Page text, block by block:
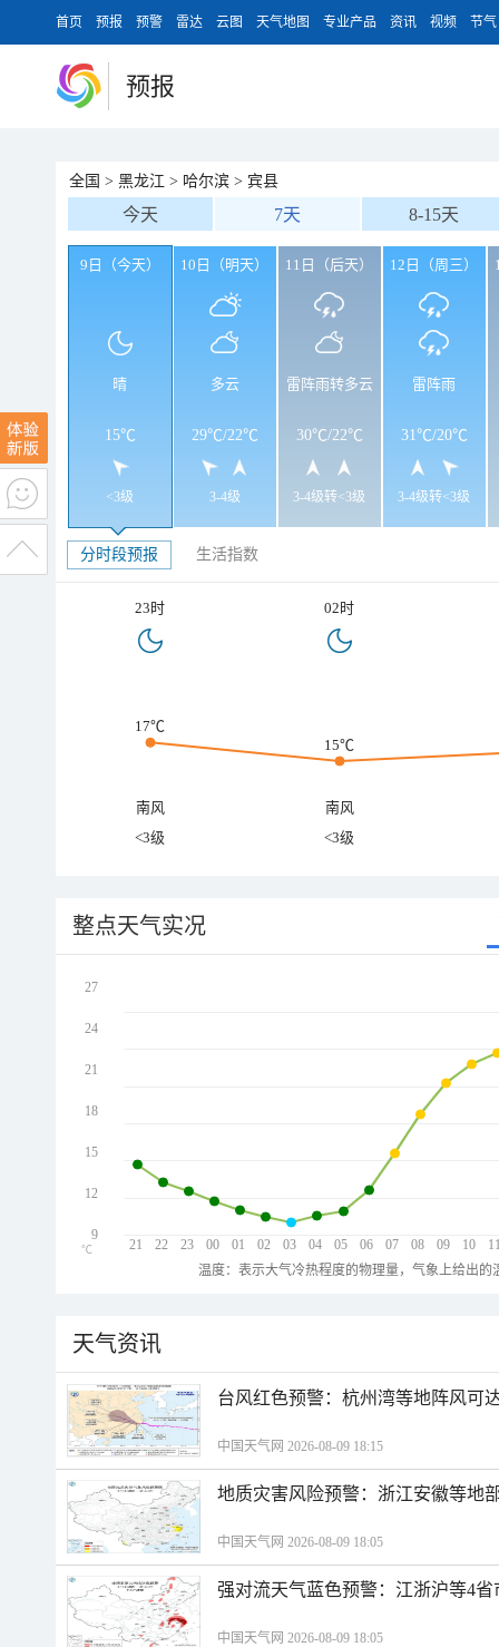
首页 预报 预警 雷达 云图 天气地图 专业产品 资讯 视频 节气
预报
全国 > 黑龙江 > 哈尔滨 > 宾县
今天 7天 8-15天
9日（今天）
晴
15℃
<3级
10日（明天）
多云
29℃/22℃
3-4级
11日（后天）
雷阵雨转多云
30℃/22℃
3-4级转<3级
12日（周三）
雷阵雨
31℃/20℃
3-4级转<3级
分时段预报 生活指数
23时 02时
17℃
15℃
南风
南风
<3级
<3级
整点天气实况
21 22 23 00 01 02 03 04 05 06 07 08 09 10
27
24
21
18
15
12
9
℃
温度：表示大气冷热程度的物理量，气象上给出
天气资讯
台风红色预警：杭州湾等地阵风可
中国天气网 2026-08-09 18:15
地质灾害风险预警：浙江安徽等地
中国天气网 2026-08-09 18:05
强对流天气蓝色预警：江浙沪等4
中国天气网 2026-08-09 18:05